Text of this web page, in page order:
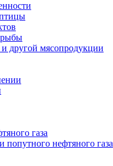
рыбы
другой мясопродукции
газа
попутного нефтяного газа